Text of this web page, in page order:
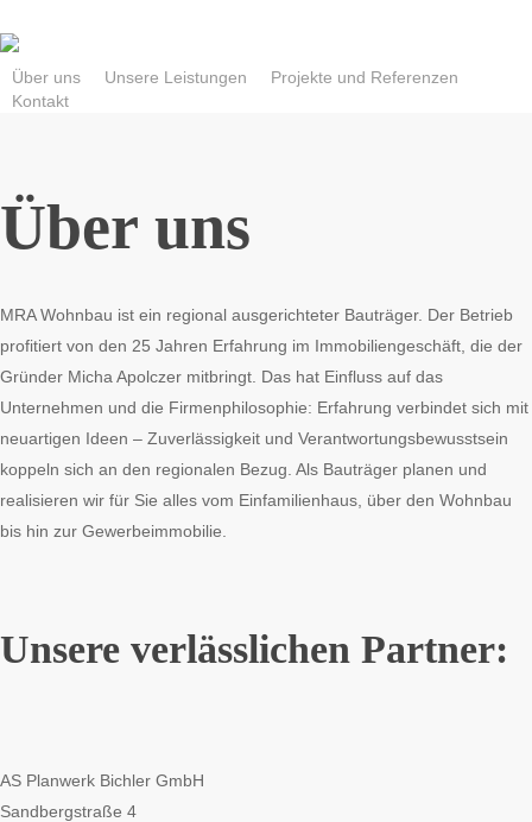
to
main
content
Über uns Unsere Leistungen
Projekte und Referenzen
Kontakt
Über uns
MRA Wohnbau ist ein regional ausgerichteter Bauträger. Der Betrieb
profitiert von den 25 Jahren Erfahrung im Immobiliengeschäft, die der
Gründer Micha Apolczer mitbringt. Das hat Einfluss auf das
Unternehmen und die Firmenphilosophie: Erfahrung verbindet sich mit
neuartigen Ideen – Zuverlässigkeit und Verantwortungsbewusstsein
koppeln sich an den regionalen Bezug. Als Bauträger planen und
realisieren wir für Sie alles vom Einfamilienhaus, über den Wohnbau
bis hin zur Gewerbeimmobilie.
Unsere verlässlichen Partner:
AS Planwerk Bichler GmbH
Sandbergstraße 4